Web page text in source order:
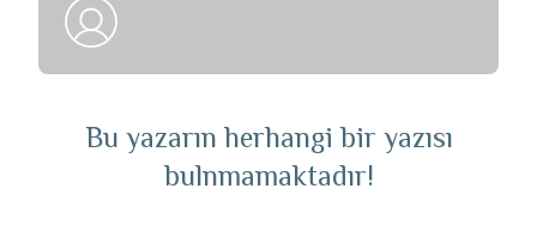
Bu yazarın herhangi bir yazısı
bulnmamaktadır!